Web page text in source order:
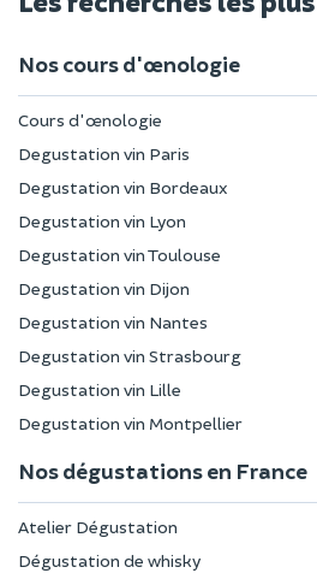
Nos cours d'œnologie
Cours d'œnologie
Degustation vin Paris
Degustation vin Bordeaux
Degustation vin Lyon
Degustation vin Toulouse
Degustation vin Dijon
Degustation vin Nantes
Degustation vin Strasbourg
Degustation vin Lille
Degustation vin Montpellier
Nos dégustations en France
Atelier Dégustation
Dégustation de whisky